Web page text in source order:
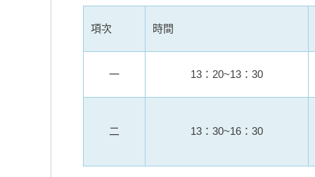
項次 時間
一 13：20~13：30
二 13：30~16：30